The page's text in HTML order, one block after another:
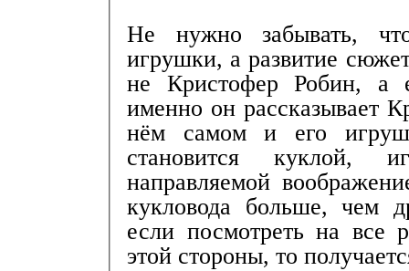
Не нужно забывать,
игрушки, а развитие
не Кристофер Робин,
именно он рассказывает
нём самом и его
становится куклой,
направляемой
кукловода больше, чем
если посмотреть на все
этой стороны, то